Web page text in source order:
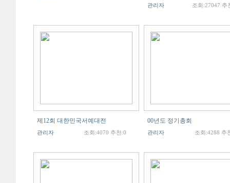
관리자 조회:27047 추
제12회 대한민국서예대전
관리자 조회:4070 추천:0
00년도 정기총회
관리자 조회:4288 추